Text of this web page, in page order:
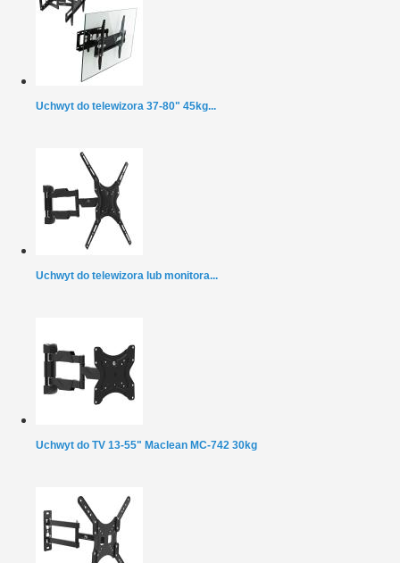
Uchwyt do telewizora 37-80" 45kg...
Uchwyt do telewizora lub monitora...
Uchwyt do TV 13-55" Maclean MC-742 30kg